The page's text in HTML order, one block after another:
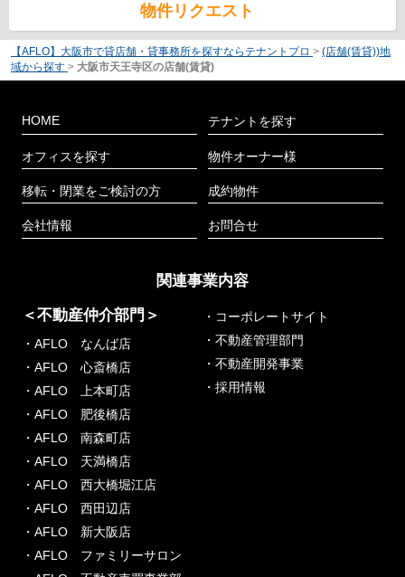
物件リクエスト
【AFLO】大阪市で貸店舗・貸事務所を探すならテナントプロ > (店舗(賃貸))地
域から探す > 大阪市天王寺区の店舗(賃貸)
HOME
オフィスを探す
移転・閉業をご検討の方
会社情報
テナントを探す
物件オーナー様
成約物件
お問合せ
関連事業内容
＜不動産仲介部門＞
・AFLO なんば店
・AFLO 心斎橋店
・AFLO 上本町店
・AFLO 肥後橋店
・AFLO 南森町店
・AFLO 天満橋店
・AFLO 西大橋堀江店
・AFLO 西田辺店
・AFLO 新大阪店
・AFLO ファミリーサロン
・コーポレートサイト
・不動産管理部門
・不動産開発事業
・採用情報